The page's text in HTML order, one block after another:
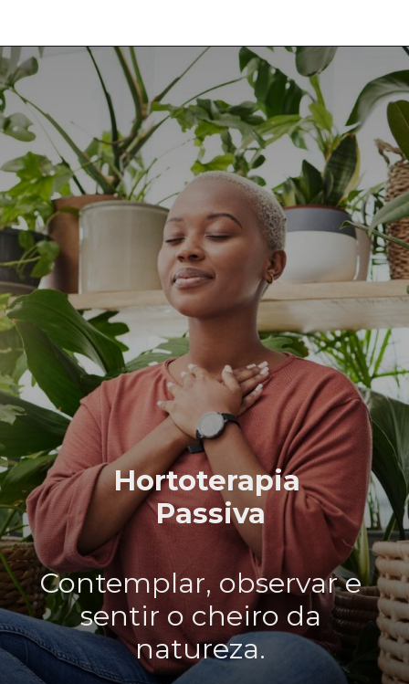
Hortoterapia
Passiva
Contemplar, observar e
sentir o cheiro da
natureza.